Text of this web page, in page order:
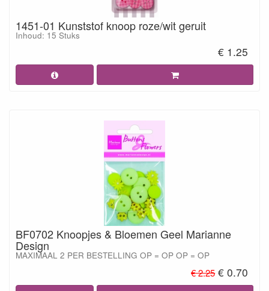
1451-01 Kunststof knoop roze/wit geruit
Inhoud: 15 Stuks
€ 1.25
BF0702 Knoopjes & Bloemen Geel Marianne
Design
MAXIMAAL 2 PER BESTELLING OP = OP OP = OP
€ 2.25 € 0.70